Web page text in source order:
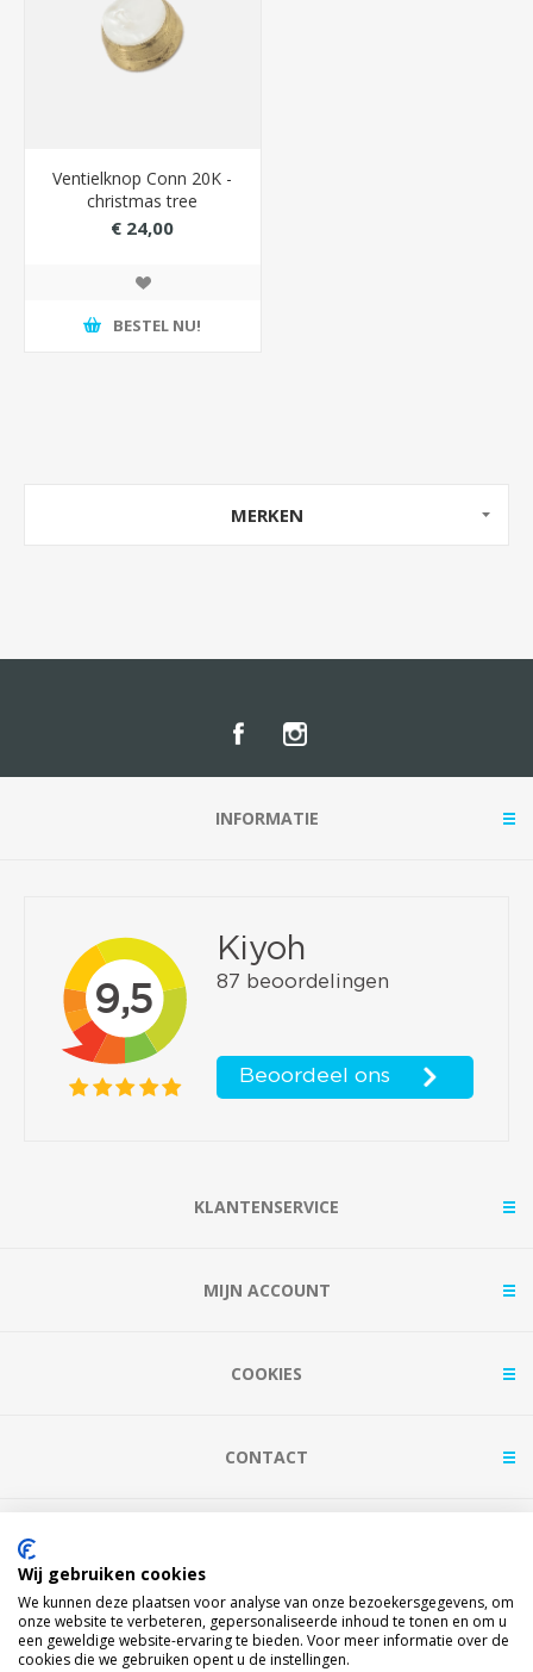
Ventielknop Conn 20K -
christmas tree
€ 24,00
BESTEL NU!
MERKEN
INFORMATIE
KLANTENSERVICE
MIJN ACCOUNT
COOKIES
CONTACT
Wij gebruiken cookies
We kunnen deze plaatsen voor analyse van onze bezoekersgegevens, om
onze website te verbeteren, gepersonaliseerde inhoud te tonen en om u
een geweldige website-ervaring te bieden. Voor meer informatie over de
cookies die we gebruiken opent u de instellingen.